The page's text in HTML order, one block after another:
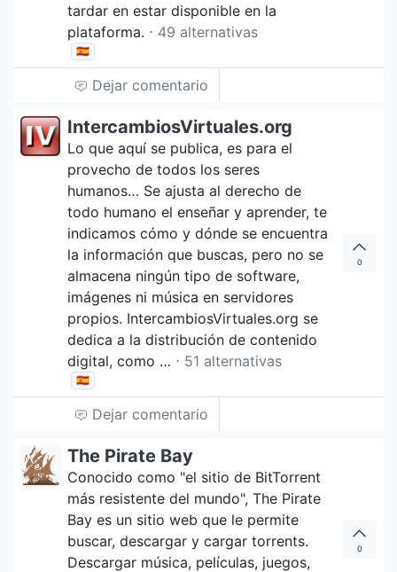
tardar en estar disponible en la
plataforma. ⋅ 49 alternativas
🇪🇸
Dejar comentario
IntercambiosVirtuales.org
Lo que aquí se publica, es para el
provecho de todos los seres
humanos… Se ajusta al derecho de
todo humano el enseñar y aprender, te
indicamos cómo y dónde se encuentra
la información que buscas, pero no se
almacena ningún tipo de software,
imágenes ni música en servidores
propios. IntercambiosVirtuales.org se
dedica a la distribución de contenido
digital, como … ⋅ 51 alternativas
🇪🇸
0
Dejar comentario
The Pirate Bay
Conocido como "el sitio de BitTorrent
más resistente del mundo", The Pirate
Bay es un sitio web que le permite
buscar, descargar y cargar torrents.
Descargar música, películas, juegos,
0